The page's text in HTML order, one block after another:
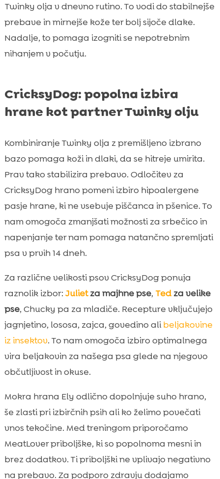
Twinky olja v dnevno rutino. To vodi do stabilnejše
prebave in mirnejše kože ter bolj sijoče dlake.
Nadalje, to pomaga izogniti se nepotrebnim
nihanjem v počutju.
CricksyDog: popolna izbira
hrane kot partner Twinky olju
Kombiniranje Twinky olja z premišljeno izbrano
bazo pomaga koži in dlaki, da se hitreje umirita.
Prav tako stabilizira prebavo. Odločitev za
CricksyDog hrano pomeni izbiro hipoalergene
pasje hrane, ki ne vsebuje piščanca in pšenice. To
nam omogoča zmanjšati možnosti za srbečico in
napenjanje ter nam pomaga natančno spremljati
psa v prvih 14 dneh.
Za različne velikosti psov CricksyDog ponuja
raznolik izbor: Julietza majhne pse, Tedza velike
pse, Chucky pa za mladiče. Recepture vključujejo
jagnjetino, lososa, zajca, govedino alibeljakovine
iz insektov. To nam omogoča izbiro optimalnega
vira beljakovin za našega psa glede na njegovo
občutljivost in okuse.
Mokra hrana Ely odlično dopolnjuje suho hrano,
še zlasti pri izbirčnih psih ali ko želimo povečati
vnos tekočine. Med treningom priporočamo
MeatLover priboljške, ki so popolnoma mesni in
brez dodatkov. Ti priboljški ne vplivajo negativno
na prebavo. Za podporo zdravju dodajamo